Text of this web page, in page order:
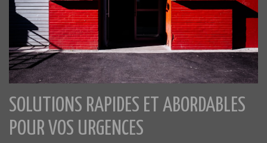
SOLUTIONS RAPIDES ET ABORDABLES
POUR VOS URGENCES